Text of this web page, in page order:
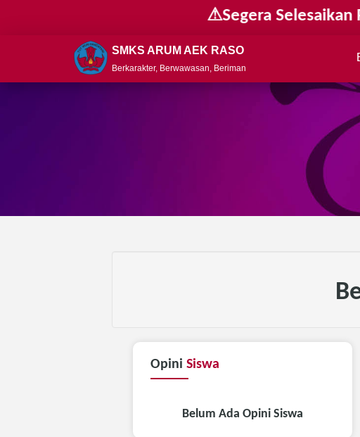
⚠Segera Selesaikan
SMKS ARUM AEK RASO
Berkarakter, Berwawasan, Beriman
Opini Siswa
Belum Ada Opini Siswa